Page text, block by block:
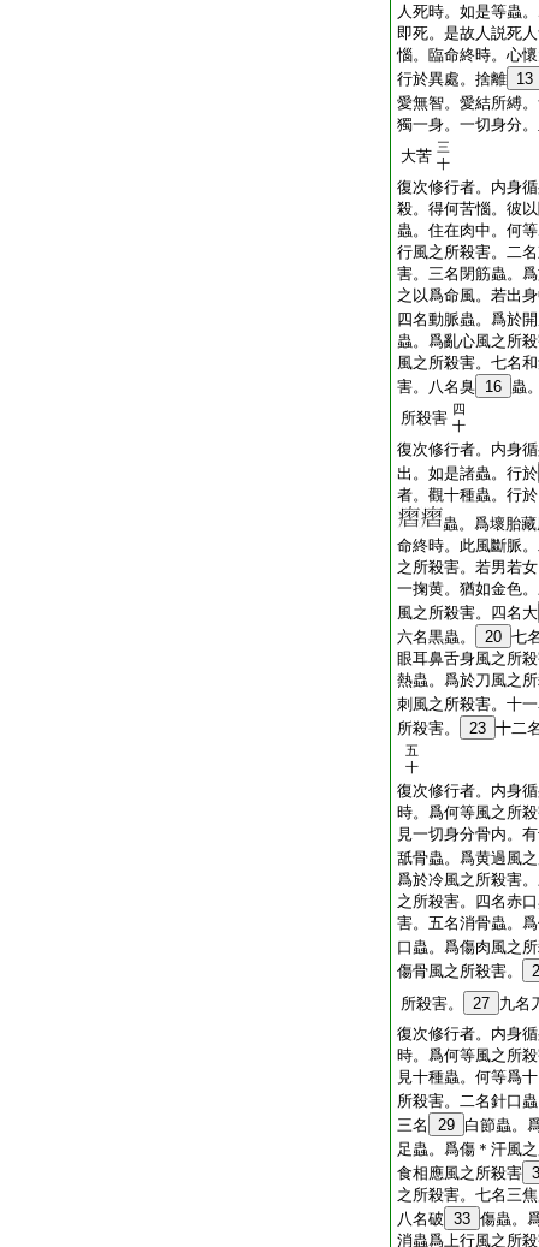
人死時。如是等蟲
即死。是故人説死
惱。臨命終時。心
行於異處。捨離 13
愛無智。愛結所縛
獨一身。一切身分
大苦 三
十
復次修行者。内身
殺。得何苦惱。彼
蟲。住在肉中。何
行風之所殺害。二
害。三名閉筋蟲。
之以爲命風。若出
四名動脈蟲。爲於
蟲。爲亂心風之所
風之所殺害。七名
害。八名臭 16 蟲
所殺害 四
十
復次修行者。内身
出。如是諸蟲。行於
者。觀十種蟲。行
蟲。爲壞胎
命終時。此風斷脈
之所殺害。若男若
一掬黄。猶如金色
風之所殺害。四名大
六名黒蟲。
20 七
眼耳鼻舌身風之所
熱蟲。爲於刀風之
刺風之所殺害。十
所殺害。
23 十二
五
十
復次修行者。内身
時。爲何等風之所
見一切身分骨内。
舐骨蟲。爲黄過風
爲於冷風之所殺害
之所殺害。四名赤
害。五名消骨蟲。
口蟲。爲傷肉風之
傷骨風之所殺害。
所殺害。
27 九名
復次修行者。内身
時。爲何等風之所
見十種蟲。何等爲
所殺害。二名針口
三名
29 白節蟲。
足蟲。爲傷＊汗風
食相應風之所殺害
之所殺害。七名三
八名破 33 傷蟲。
消蟲爲上行風之所